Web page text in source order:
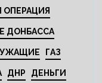
ОПЕРАЦИЯ
ДОНБАССА
ГАЗ
ДНР ДЕНЬГИ